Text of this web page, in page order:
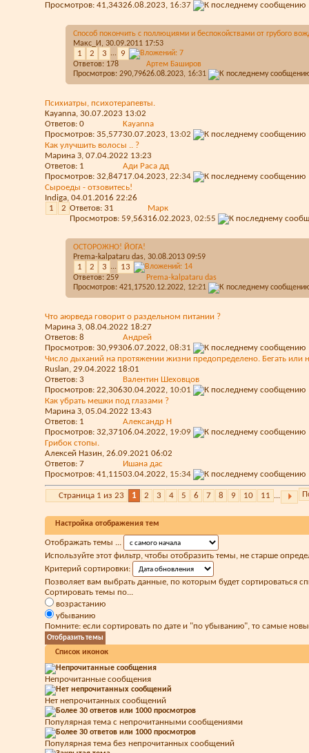
Просмотров: 41,34326.08.2023, 16:37
Способ покончить с поллюциями и беспокойствами от грубого
Макс_И , 30.09.2011 17:53
1 2 3 ... 9
Ответов: 178
Просмотров: 290,796
Артем Баширов
26.08.2023, 16:31
Психиатры, психотерапевты.
Kayanna, 30.07.2023 13:02
Ответов: 0
Просмотров: 35,577
Kayanna
30.07.2023, 13:02
Как улучшить волосы .. ?
Марина З, 07.04.2022 13:23
Ответов: 1
Просмотров: 32,847
Ади Раса дд
17.04.2023, 22:34
Сыроеды - отзовитесь!
Indiga, 04.01.2016 22:26
1
2 Ответов: 31
Просмотров: 59,563
Марк
16.02.2023, 02:55
ОСТОРОЖНО! ЙОГА!
Prema-kalpataru das, 30.08.2013 09:59
1 2 3 ... 13
Ответов: 259
Просмотров: 421,175
Prema-kalpataru das
20.12.2022, 12:21
Что аюрведа говорит о раздельном питании ?
Марина З, 08.04.2022 18:27
Ответов: 8
Просмотров: 30,993
Aндрей
06.07.2022, 08:31
Число дыханий на протяжении жизни предопределено. Бегать или
Ruslan, 29.04.2022 18:01
Ответов: 3
Просмотров: 22,306
Валентин Шеховцов
30.04.2022, 10:01
Как убрать мешки под глазами ?
Марина З, 05.04.2022 13:43
Ответов: 1
Просмотров: 32,371
Александр Н
06.04.2022, 19:09
Грибок стопы.
Алексей Назин, 26.09.2021 06:02
Ответов: 7
Просмотров: 41,115
Ишана дас
03.04.2022, 15:34
Страница 1 из 23 1 2 3 4 5 6 7 8 9 10 11 ...
Настройка отображения тем
Отображать темы ...
Используйте этот фильтр, чтобы отобразить темы, не старше
Критерий сортировки:
Позволяет вам выбрать данные, по которым будет сортироваться
Сортировать темы по...
возрастанию
убыванию
Помните: если сортировать по дате и "по убыванию", то самые
Список иконок
Непрочитанные сообщения
Нет непрочитанных сообщений
Популярная тема с непрочитанными сообщениями
Популярная тема без непрочитанных сообщений